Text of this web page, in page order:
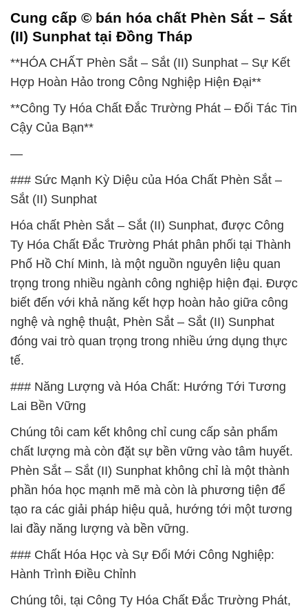
Cung cấp © bán hóa chất Phèn Sắt – Sắt
(II) Sunphat tại Đồng Tháp
**HÓA CHẤT Phèn Sắt – Sắt (II) Sunphat – Sự Kết
Hợp Hoàn Hảo trong Công Nghiệp Hiện Đại**
**Công Ty Hóa Chất Đắc Trường Phát – Đối Tác Tin
Cậy Của Bạn**
—
### Sức Mạnh Kỳ Diệu của Hóa Chất Phèn Sắt –
Sắt (II) Sunphat
Hóa chất Phèn Sắt – Sắt (II) Sunphat, được Công
Ty Hóa Chất Đắc Trường Phát phân phối tại Thành
Phố Hồ Chí Minh, là một nguồn nguyên liệu quan
trọng trong nhiều ngành công nghiệp hiện đại. Được
biết đến với khả năng kết hợp hoàn hảo giữa công
nghệ và nghệ thuật, Phèn Sắt – Sắt (II) Sunphat
đóng vai trò quan trọng trong nhiều ứng dụng thực
tế.
### Năng Lượng và Hóa Chất: Hướng Tới Tương
Lai Bền Vững
Chúng tôi cam kết không chỉ cung cấp sản phẩm
chất lượng mà còn đặt sự bền vững vào tâm huyết.
Phèn Sắt – Sắt (II) Sunphat không chỉ là một thành
phần hóa học mạnh mẽ mà còn là phương tiện để
tạo ra các giải pháp hiệu quả, hướng tới một tương
lai đầy năng lượng và bền vững.
### Chất Hóa Học và Sự Đổi Mới Công Nghiệp:
Hành Trình Điều Chỉnh
Chúng tôi, tại Công Ty Hóa Chất Đắc Trường Phát,